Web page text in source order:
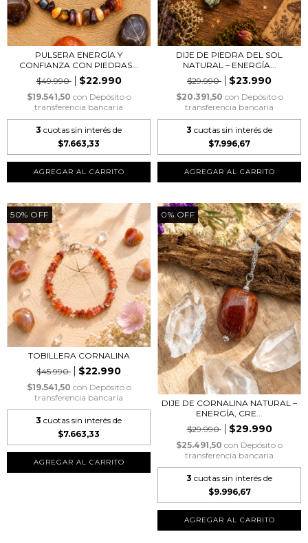
PULSERA ENERGÍA Y
CONFIANZA CON PIEDRAS...
$49.990
$22.990
$19.541,50 con Depósito o
transferencia bancaria
3 cuotas sin interés de
$7.663,33
DIJE DE PIEDRA DEL SOL
NATURAL – ENERGÍA...
$29.990
$23.990
$20.391,50 con Depósito o
transferencia bancaria
3 cuotas sin interés de
$7.996,67
50% OFF
TOBILLERA CORNALINA
$45.990
$22.990
$19.541,50 con Depósito o
transferencia bancaria
3 cuotas sin interés de
$7.663,33
0% OFF
DIJE DE CORNALINA NATURAL –
ENERGÍA, CRE...
$29.990
$29.990
$25.491,50 con Depósito o
transferencia bancaria
3 cuotas sin interés de
$9.996,67